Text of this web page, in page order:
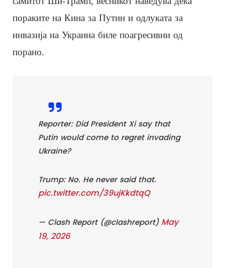
пораките на Кина за Путин и одлуката за
инвазија на Украина биле поагресивни од
порано.
Reporter: Did President Xi say that
Putin would come to regret invading
Ukraine?
Trump: No. He never said that.
pic.twitter.com/39ujKkdtqQ
— Clash Report (@clashreport) May
19, 2026